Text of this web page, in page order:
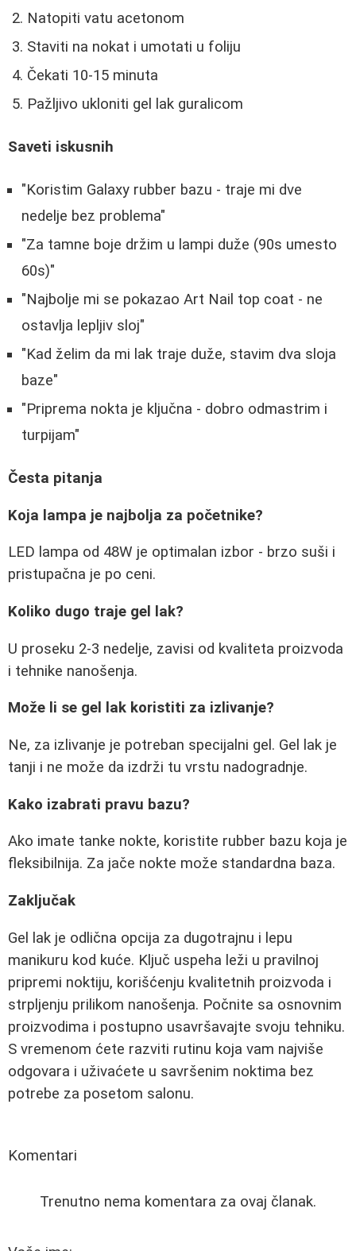
Natopiti vatu acetonom
Staviti na nokat i umotati u foliju
Čekati 10-15 minuta
Pažljivo ukloniti gel lak guralicom
Saveti iskusnih
"Koristim Galaxy rubber bazu - traje mi dve
nedelje bez problema"
"Za tamne boje držim u lampi duže (90s umesto
60s)"
"Najbolje mi se pokazao Art Nail top coat - ne
ostavlja lepljiv sloj"
"Kad želim da mi lak traje duže, stavim dva sloja
baze"
"Priprema nokta je ključna - dobro odmastrim i
turpijam"
Česta pitanja
Koja lampa je najbolja za početnike?
LED lampa od 48W je optimalan izbor - brzo suši i
pristupačna je po ceni.
Koliko dugo traje gel lak?
U proseku 2-3 nedelje, zavisi od kvaliteta proizvoda
i tehnike nanošenja.
Može li se gel lak koristiti za izlivanje?
Ne, za izlivanje je potreban specijalni gel. Gel lak je
tanji i ne može da izdrži tu vrstu nadogradnje.
Kako izabrati pravu bazu?
Ako imate tanke nokte, koristite rubber bazu koja je
fleksibilnija. Za jače nokte može standardna baza.
Zaključak
Gel lak je odlična opcija za dugotrajnu i lepu
manikuru kod kuće. Ključ uspeha leži u pravilnoj
pripremi noktiju, korišćenju kvalitetnih proizvoda i
strpljenju prilikom nanošenja. Počnite sa osnovnim
proizvodima i postupno usavršavajte svoju tehniku.
S vremenom ćete razviti rutinu koja vam najviše
odgovara i uživaćete u savršenim noktima bez
potrebe za posetom salonu.
Komentari
Trenutno nema komentara za ovaj članak.